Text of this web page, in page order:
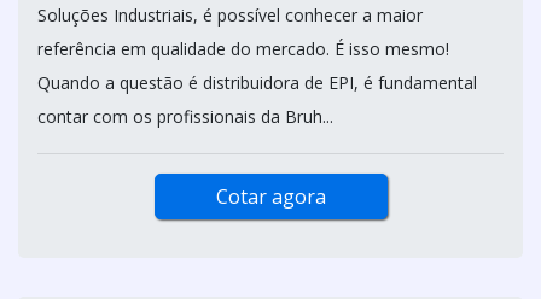
Soluções Industriais, é possível conhecer a maior
referência em qualidade do mercado. É isso mesmo!
Quando a questão é distribuidora de EPI, é fundamental
contar com os profissionais da Bruh...
Cotar agora